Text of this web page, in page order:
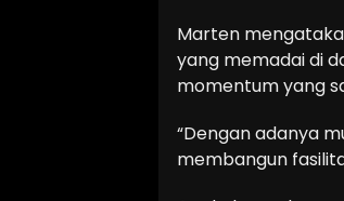
Marten
yang memadai di
momentum yang
“Dengan adanya
membangun